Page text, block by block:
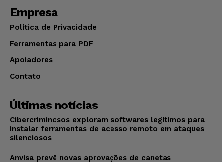
Empresa
Política de Privacidade
Ferramentas para PDF
Apoiadores
Contato
Últimas notícias
Cibercriminosos exploram softwares legítimos para
instalar ferramentas de acesso remoto em ataques
silenciosos
Anvisa prevê novas aprovações de canetas